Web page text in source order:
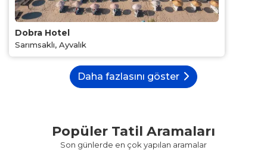
Dobra Hotel
Sarımsaklı, Ayvalık
Daha fazlasını göster
Popüler Tatil Aramaları
Son günlerde en çok yapılan aramalar